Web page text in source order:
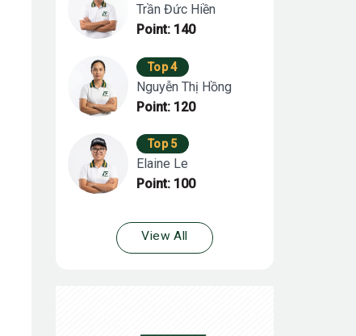
Trần Đức Hiền
Point: 140
Top 4
Nguyễn Thị Hồng
Point: 120
Top 5
Elaine Le
Point: 100
View All